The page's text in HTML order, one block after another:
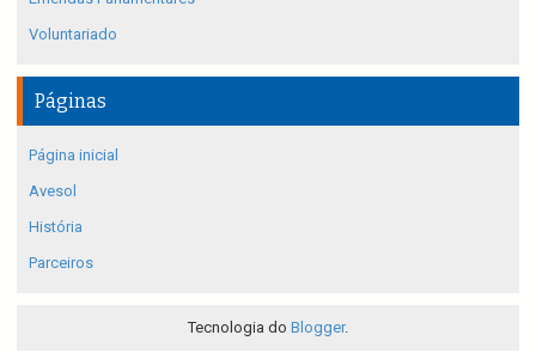
Voluntariado
Páginas
Página inicial
Avesol
História
Parceiros
Tecnologia do Blogger.